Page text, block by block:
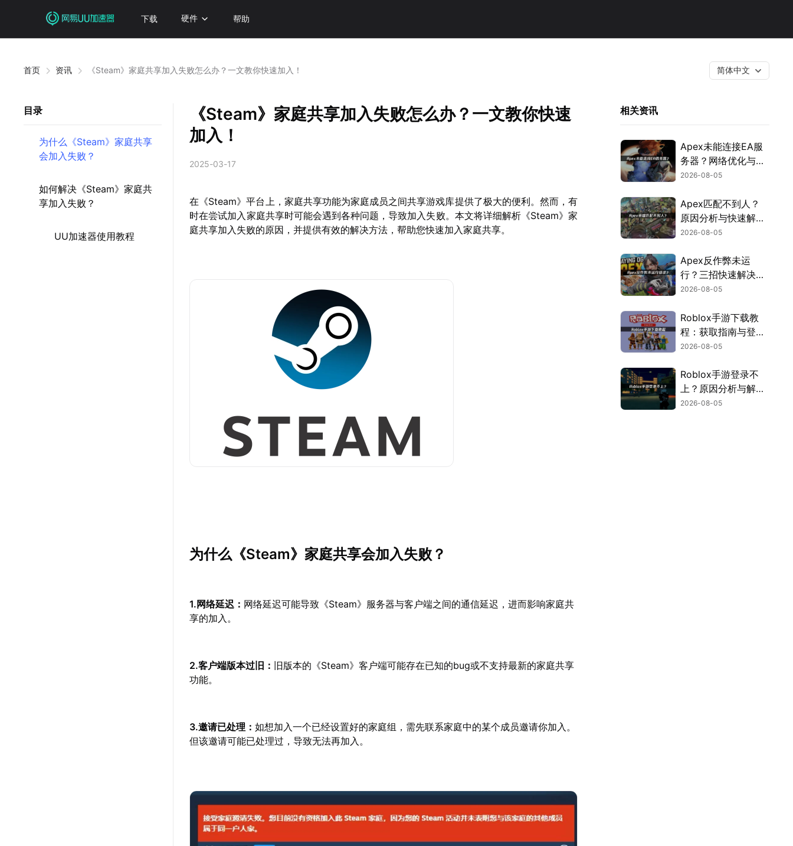
下载 硬件 帮助
首页 资讯 《Steam》家庭共享加入失败怎么办？一文教你快速加入！ 简体中文
目录
为什么《Steam》家庭共享
会加入失败？
如何解决《Steam》家庭共
享加入失败？
UU加速器使用教程
《Steam》家庭共享加入失败怎么办？一文教你快速
加入！
2025-03-17
在《Steam》平台上，家庭共享功能为家庭成员之间共享游戏库提供了极大的便利。然而，有
时在尝试加入家庭共享时可能会遇到各种问题，导致加入失败。本文将详细解析《Steam》家
庭共享加入失败的原因，并提供有效的解决方法，帮助您快速加入家庭共享。
为什么《Steam》家庭共享会加入失败？
1.网络延迟： 网络延迟可能导致《Steam》服务器与客户端之间的通信延迟，进而影响家庭共
享的加入。
2.客户端版本过旧： 旧版本的《Steam》客户端可能存在已知的bug或不支持最新的家庭共享
功能。
3.邀请已处理：如想加入一个已经设置好的家庭组，需先联系家庭中的某个成员邀请你加入。
但该邀请可能已处理过，导致无法再加入。
相关资讯
Apex未能连接EA服
务器？网络优化与故
障排查指南！
2026-08-05
Apex匹配不到人？
原因分析与快速解决
方案！
2026-08-05
Apex反作弊未运
行？三招快速解决方
案！
2026-08-05
Roblox手游下载教
程：获取指南与登录
解决方案！
2026-08-05
Roblox手游登录不
上？原因分析与解决
方案！
2026-08-05